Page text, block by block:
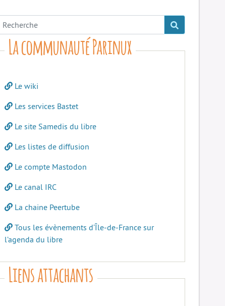
La communauté Parinux
Le wiki
Les services Bastet
Le site Samedis du libre
Les listes de diffusion
Le compte Mastodon
Le canal IRC
La chaine Peertube
Tous les évènements d’Île-de-France sur
l’agenda du libre
Liens attachants